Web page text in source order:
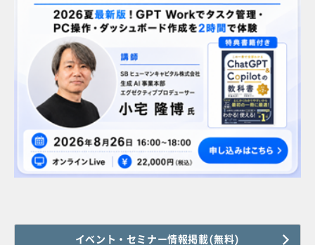
イベント・セミナー情報掲載(無料)